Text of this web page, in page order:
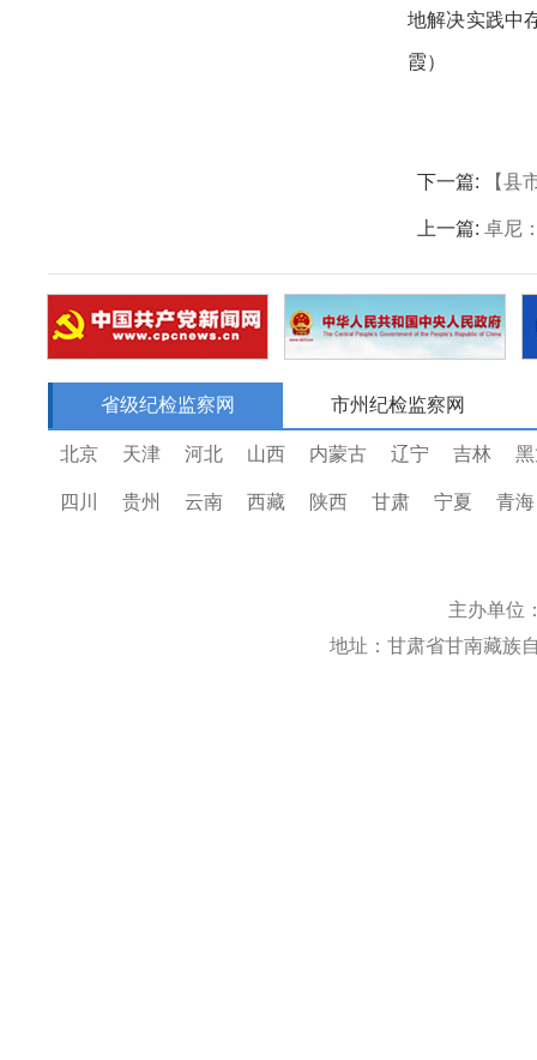
地解决实践中
霞）
下一篇: 【县
上一篇: 卓尼
省级纪检监察网 市州纪检监察网
北京 天津 河北 山西 内蒙古 辽宁 吉林
四川 贵州 云南 西藏 陕西 甘肃 宁夏 青海
主办单位
地址：甘肃省甘南藏族